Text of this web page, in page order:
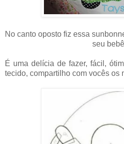
No canto oposto fiz essa
seu
É uma delícia de fazer, fácil,
tecido, compartilho com vocês os